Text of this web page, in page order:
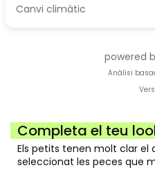
Completa el teu
Els petits tenen molt clar el
seleccionat les peces que